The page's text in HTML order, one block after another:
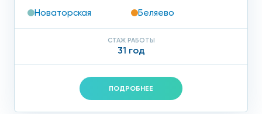
Новаторская
Беляево
СТАЖ РАБОТЫ
31 год
ПОДРОБНЕЕ